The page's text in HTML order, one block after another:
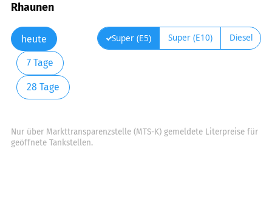
Rhaunen
heute
7 Tage
28 Tage
Super (E5) Super (E10) Diesel
Nur über Markttransparenzstelle (MTS-K) gemeldete Literpreise für
geöffnete Tankstellen.